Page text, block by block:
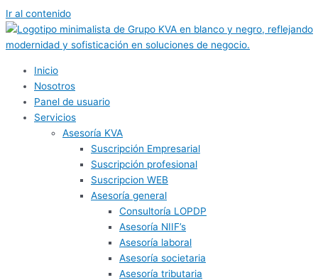
Ir al contenido
Inicio
Nosotros
Panel de usuario
Servicios
Asesoría KVA
Suscripción Empresarial
Suscripción profesional
Suscripcion WEB
Asesoría general
Consultoría LOPDP
Asesoría NIIF’s
Asesoría laboral
Asesoría societaria
Asesoría tributaria